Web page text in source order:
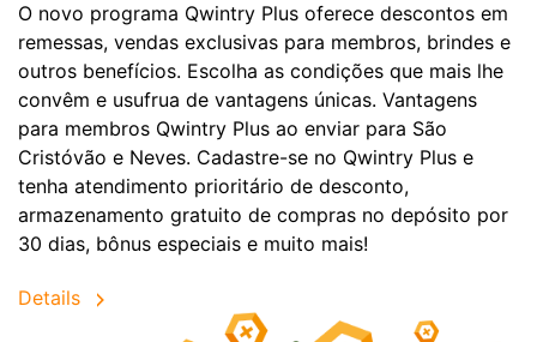
O novo programa Qwintry Plus oferece descontos em
remessas, vendas exclusivas para membros, brindes e
outros benefícios. Escolha as condições que mais lhe
convêm e usufrua de vantagens únicas. Vantagens
para membros Qwintry Plus ao enviar para São
Cristóvão e Neves. Cadastre-se no Qwintry Plus e
tenha atendimento prioritário de desconto,
armazenamento gratuito de compras no depósito por
30 dias, bônus especiais e muito mais!
Details